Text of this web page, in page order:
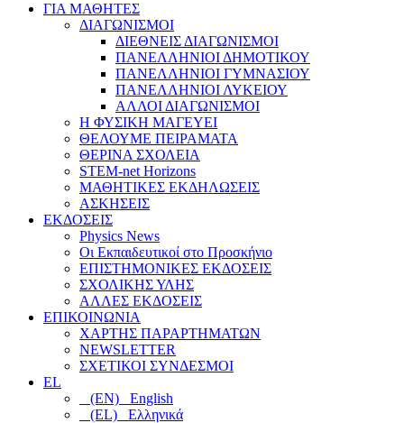
ΓΙΑ ΜΑΘΗΤΕΣ
ΔΙΑΓΩΝΙΣΜΟΙ
ΔΙΕΘΝΕΙΣ ΔΙΑΓΩΝΙΣΜΟΙ
ΠΑΝΕΛΛΗΝΙΟΙ ΔΗΜΟΤΙΚΟΥ
ΠΑΝΕΛΛΗΝΙΟΙ ΓΥΜΝΑΣΙΟΥ
ΠΑΝΕΛΛΗΝΙΟΙ ΛΥΚΕΙΟΥ
ΑΛΛΟΙ ΔΙΑΓΩΝΙΣΜΟΙ
Η ΦΥΣΙΚΗ ΜΑΓΕΥΕΙ
ΘΕΛΟΥΜΕ ΠΕΙΡΑΜΑΤΑ
ΘΕΡΙΝΑ ΣΧΟΛΕΙΑ
STEM-net Horizons
ΜΑΘΗΤΙΚΕΣ ΕΚΔΗΛΩΣΕΙΣ
ΑΣΚΗΣΕΙΣ
ΕΚΔΟΣΕΙΣ
Physics News
Οι Εκπαιδευτικοί στο Προσκήνιο
ΕΠΙΣΤΗΜΟΝΙΚΕΣ ΕΚΔΟΣΕΙΣ
ΣΧΟΛΙΚΗΣ ΥΛΗΣ
ΑΛΛΕΣ ΕΚΔΟΣΕΙΣ
ΕΠΙΚΟΙΝΩΝΙΑ
ΧΑΡΤΗΣ ΠΑΡΑΡΤΗΜΑΤΩΝ
NEWSLETTER
ΣΧΕΤΙΚΟΙ ΣΥΝΔΕΣΜΟΙ
EL
(EN) English
(EL) Ελληνικά